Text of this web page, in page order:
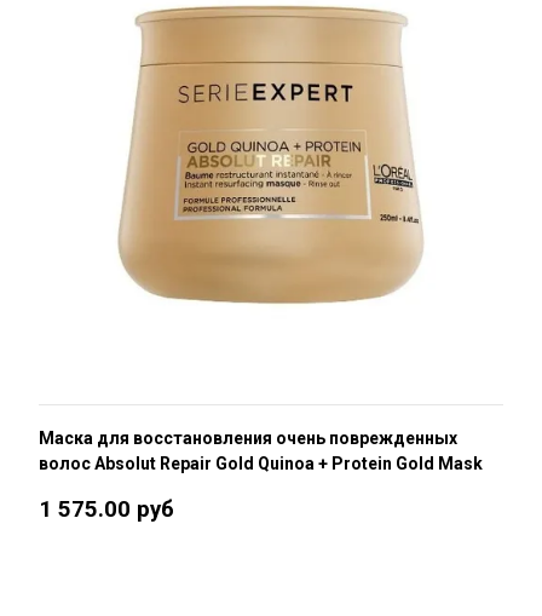
Маска для восстановления очень поврежденных
волос Absolut Repair Gold Quinoa + Protein Gold Mask
1 575.00 руб